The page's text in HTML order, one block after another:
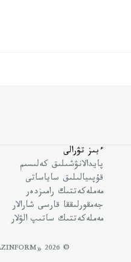
ءبىز تۋرالى
پايدالانۋشىلىق كەلىسىم
قۇپىيالىلىق ساياساتى
مەملەكەتتىك رامىزدەر
جەمقورلىققا قارسى شارالار
مەملەكەتتىك ساتىپ الۋلار
© 2026 «KAZINFORM» حاق